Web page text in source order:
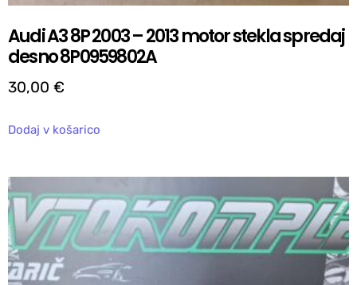
Audi A3 8P 2003 – 2013 motor stekla spredaj
desno 8P0959802A
30,00 €
Dodaj v košarico